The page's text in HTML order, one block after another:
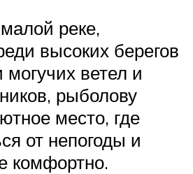
реке,
высоких берегов
ветел и
рыболову
место, где
от непогоды и
комфортно.